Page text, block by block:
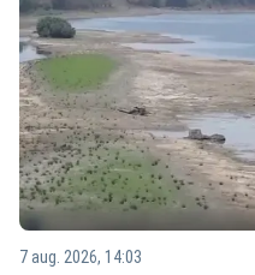
7 aug. 2026, 14:03